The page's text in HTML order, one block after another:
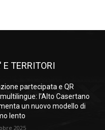
E TERRITORI
partecipata e QR
l’Alto Casertano
un nuovo modello di
lento
2025